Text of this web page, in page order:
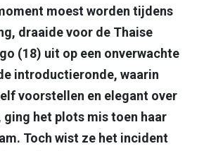
moest worden tijdens
draaide voor de Thaise
(18) uit op een onverwachte
introductieronde, waarin
voorstellen en elegant over
ging het plots mis toen haar
Toch wist ze het incident